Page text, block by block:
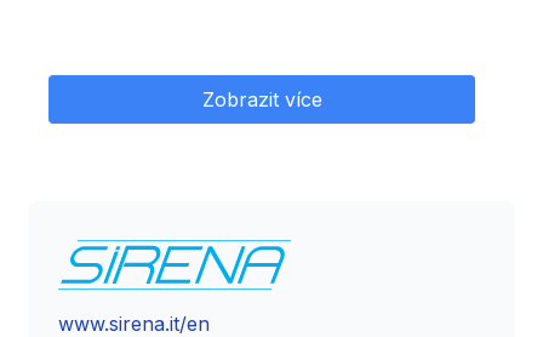
Zobrazit více
www.sirena.it/en